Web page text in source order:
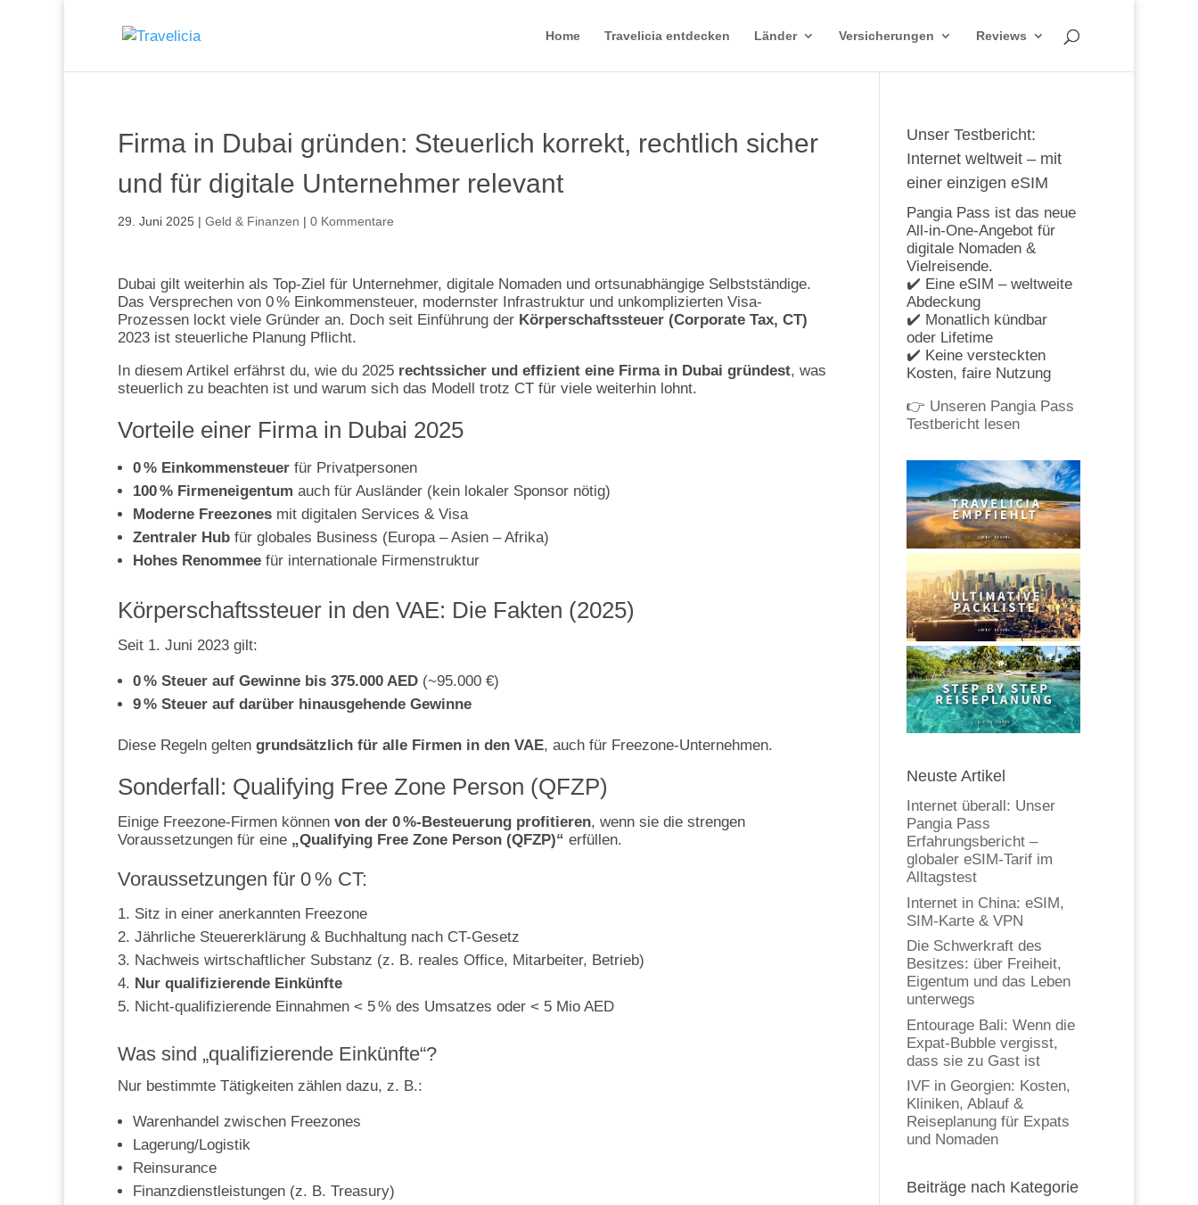
Home Travelicia entdecken Länder Versicherungen Reviews
Firma in Dubai gründen: Steuerlich korrekt, rechtlich sicher
und für digitale Unternehmer relevant
29. Juni 2025 | Geld & Finanzen | 0 Kommentare
Dubai gilt weiterhin als Top-Ziel für Unternehmer, digitale Nomaden und ortsunabhängige Selbstständige.
Das Versprechen von 0 % Einkommensteuer, modernster Infrastruktur und unkomplizierten Visa-
Prozessen lockt viele Gründer an. Doch seit Einführung der Körperschaftssteuer (Corporate Tax, CT)
2023 ist steuerliche Planung Pflicht.
In diesem Artikel erfährst du, wie du 2025 rechtssicher und effizient eine Firma in Dubai gründest, was
steuerlich zu beachten ist und warum sich das Modell trotz CT für viele weiterhin lohnt.
Vorteile einer Firma in Dubai 2025
0 % Einkommensteuer für Privatpersonen
100 % Firmeneigentum auch für Ausländer (kein lokaler Sponsor nötig)
Moderne Freezones mit digitalen Services & Visa
Zentraler Hub für globales Business (Europa – Asien – Afrika)
Hohes Renommee für internationale Firmenstruktur
Körperschaftssteuer in den VAE: Die Fakten (2025)
Seit 1. Juni 2023 gilt:
0 % Steuer auf Gewinne bis 375.000 AED (~95.000 €)
9 % Steuer auf darüber hinausgehende Gewinne
Diese Regeln gelten grundsätzlich für alle Firmen in den VAE, auch für Freezone-Unternehmen.
Sonderfall: Qualifying Free Zone Person (QFZP)
Einige Freezone-Firmen können von der 0 %-Besteuerung profitieren, wenn sie die strengen
Voraussetzungen für eine „Qualifying Free Zone Person (QFZP)“ erfüllen.
Voraussetzungen für 0 % CT:
Sitz in einer anerkannten Freezone
Jährliche Steuererklärung & Buchhaltung nach CT-Gesetz
Nachweis wirtschaftlicher Substanz (z. B. reales Office, Mitarbeiter, Betrieb)
Nur qualifizierende Einkünfte
Nicht-qualifizierende Einnahmen < 5 % des Umsatzes oder < 5 Mio AED
Was sind „qualifizierende Einkünfte“?
Nur bestimmte Tätigkeiten zählen dazu, z. B.:
Warenhandel zwischen Freezones
Lagerung/Logistik
Reinsurance
Finanzdienstleistungen (z. B. Treasury)
Unser Testbericht:
Internet weltweit – mit
einer einzigen eSIM
Pangia Pass ist das neue
All-in-One-Angebot für
digitale Nomaden &
Vielreisende.
✔️ Eine eSIM – weltweite
Abdeckung
✔️ Monatlich kündbar
oder Lifetime
✔️ Keine versteckten
Kosten, faire Nutzung
👉 Unseren Pangia Pass
Testbericht lesen
Neuste Artikel
Internet überall: Unser
Pangia Pass
Erfahrungsbericht –
globaler eSIM-Tarif im
Alltagstest
Internet in China: eSIM,
SIM-Karte & VPN
Die Schwerkraft des
Besitzes: über Freiheit,
Eigentum und das Leben
unterwegs
Entourage Bali: Wenn die
Expat-Bubble vergisst,
dass sie zu Gast ist
IVF in Georgien: Kosten,
Kliniken, Ablauf &
Reiseplanung für Expats
und Nomaden
Beiträge nach Kategorie